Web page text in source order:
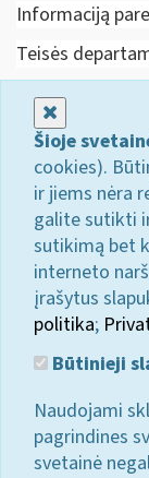
Informaciją
Teisės
Šioje
cookies).
ir jiems nėra
galite sutikti
sutikimą bet
interneto
įrašytus
politika;
Būtinieji
Naudojami
pagrindines
svetainė